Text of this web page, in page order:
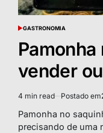
POSTED
GASTRONOMIA
vender
Estimated
read
4 min read Postado em
Pamonha no
precisando de uma